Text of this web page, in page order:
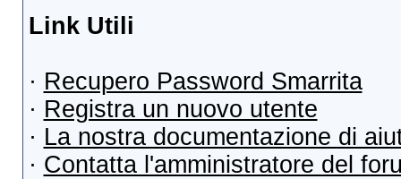
Link Utili
· Recupero Password Smarrita
· Registra un nuovo utente
· La nostra documentazione di
· Contatta l'amministratore del